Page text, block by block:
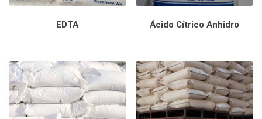
EDTA Ácido Cítrico Anhidro